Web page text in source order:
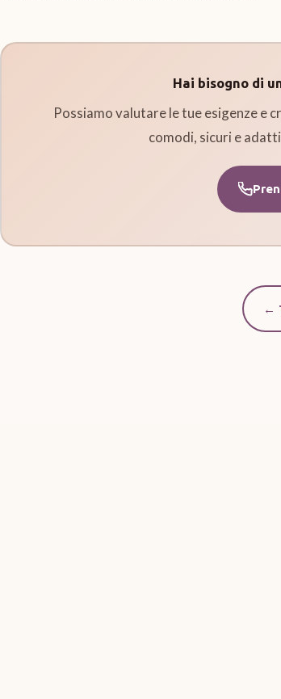
Hai bisogno di
Possiamo valutare le tue esigenze e
comodi, sicuri e
←